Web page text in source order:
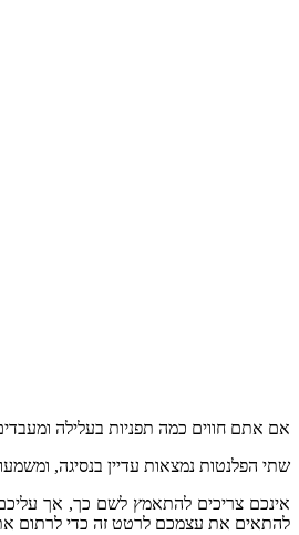
אם אתם חווים כמה תפניות בעלילה
שתי הפלנטות נמצאות עדיין בנסיגה,
אינכם צריכים להתאמץ לשם כך, אך
להתאים את עצמכם לרטט זה כדי לרתום